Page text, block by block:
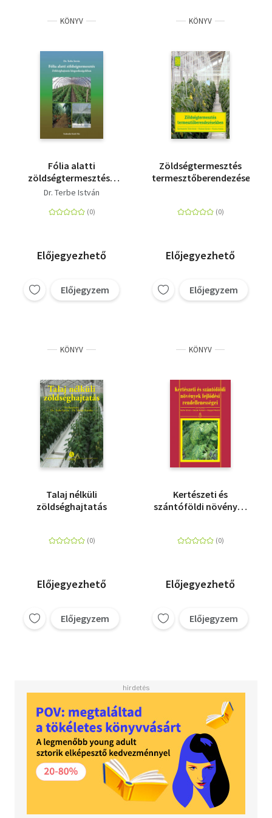
KÖNYV
Fólia alatti
zöldségtermesztés -
Zöldséghajtatás a
Dr. Terbe István
Előjegyezhető
Előjegyzem
KÖNYV
Zöldségtermesztés
termesztőberendezésekben
Előjegyezhető
Előjegyzem
KÖNYV
Talaj nélküli
zöldséghajtatás
Előjegyezhető
Előjegyzem
KÖNYV
Kertészeti és
szántóföldi növények
Előjegyezhető
Előjegyzem